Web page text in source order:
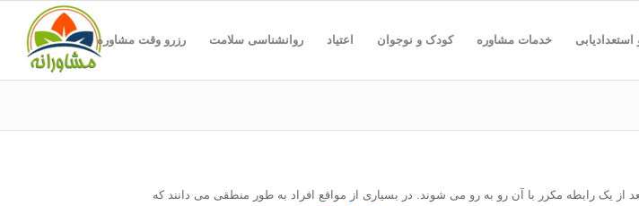
خدمات مشاوره کودک و نوجوان اعتیاد روانشناسی سلامت رزرو وقت مشاوره
از یک رابطه مکرر با آن رو به رو می شوند. در بسیاری از مواقع افراد به طور منطقی می دانند که